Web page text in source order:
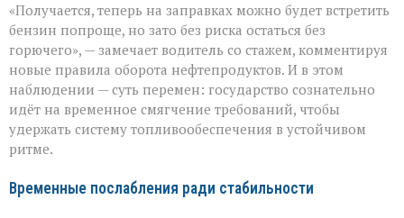
баланс:
зачем
время
смягчают
стандарты
«Получается, теперь на заправках можно будет встретить
бензин попроще, но зато без риска остаться без
горючего», — замечает водитель со стажем, комментируя
новые правила оборота нефтепродуктов. И в этом
наблюдении — суть перемен: государство сознательно
идёт на временное смягчение требований, чтобы
удержать систему топливообеспечения в устойчивом
ритме.
Временные послабления ради стабильности